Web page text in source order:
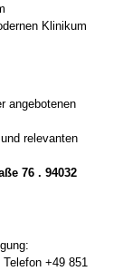
Klinikum
angebotenen
relevanten
76 . 94032
+49 851